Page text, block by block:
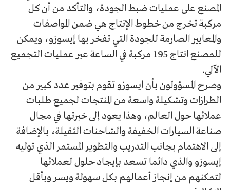
المصنع على عمليات ضبط الجودة، والتأكد من أن كل
مركبة تخرج من خطوط الإنتاج هي ضمن المواصفات
والمعايير الصارمة للجودة التي تفخر بها إيسوزو، ويمكن
للمصنع انتاج 195 مركبة في الساعة عبر عمليات التجميع
الآلي.
وصرح المسؤولون بأن ايسوزو تقوم بتوفير عدد كبير من
الطرازات وتشكيلة واسعة من المنتجات لجميع طلبات
عملائها حول العالم، وهذا يعود إلى خبرتها في مجال
صناعة السيارات الخفيفة والشاحنات الثقيلة، بالإضافة
إلى الاهتمام بجانب التدريب والتطوير المستمر الذي توليه
إيسوزو والذي دائما تسعد بإيجاد حلول لعملائها
لتمكنهم من إنجاز أعمالهم بكل سهولة ويسر وبأقل